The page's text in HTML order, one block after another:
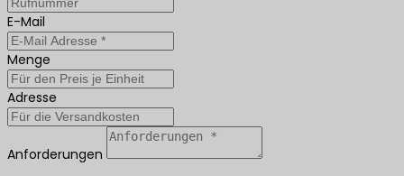
E-Mail
Menge
Adresse
Anforderungen